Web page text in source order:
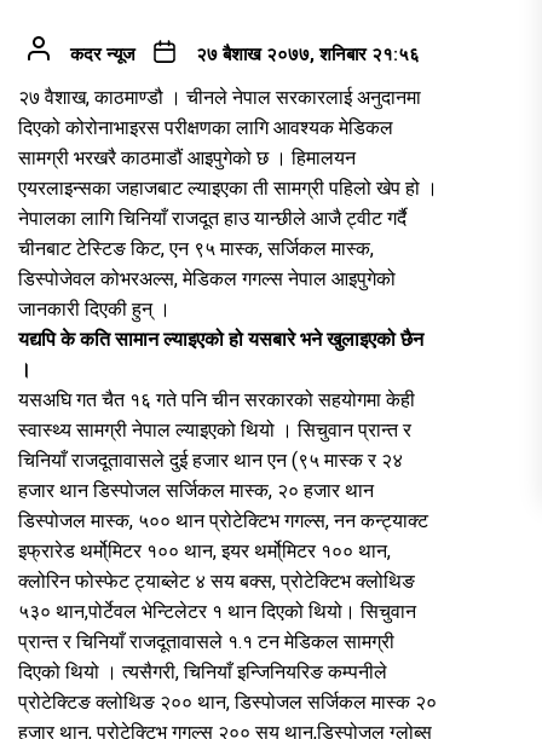
कदर न्यूज २७ बैशाख २०७७, शनिबार २१:५६
२७ वैशाख, काठमाण्डौ । चीनले नेपाल सरकारलाई अनुदानमा
दिएको कोरोनाभाइरस परीक्षणका लागि आवश्यक मेडिकल
सामग्री भरखरै काठमाडौं आइपुगेको छ । हिमालयन
एयरलाइन्सका जहाजबाट ल्याइएका ती सामग्री पहिलो खेप हो ।
नेपालका लागि चिनियाँ राजदूत हाउ यान्छीले आजै ट्वीट गर्दै
चीनबाट टेस्टिङ किट, एन ९५ मास्क, सर्जिकल मास्क,
डिस्पोजेवल कोभरअल्स, मेडिकल गगल्स नेपाल आइपुगेको
जानकारी दिएकी हुन् ।
यद्यपि के कति सामान ल्याइएको हो यसबारे भने खुलाइएको छैन
।
यसअघि गत चैत १६ गते पनि चीन सरकारको सहयोगमा केही
स्वास्थ्य सामग्री नेपाल ल्याइएको थियो । सिचुवान प्रान्त र
चिनियाँ राजदूतावासले दुई हजार थान एन (९५ मास्क र २४
हजार थान डिस्पोजल सर्जिकल मास्क, २० हजार थान
डिस्पोजल मास्क, ५०० थान प्रोटेक्टिभ गगल्स, नन कन्ट्याक्ट
इफ्रारेड थर्मो्मिटर १०० थान, इयर थर्मो्मिटर १०० थान,
क्लोरिन फोस्फेट ट्याब्लेट ४ सय बक्स, प्रोटेक्टिभ क्लोथिङ
५३० थान,पोर्टेवल भेन्टिलेटर १ थान दिएको थियो। सिचुवान
प्रान्त र चिनियाँ राजदूतावासले १.१ टन मेडिकल सामग्री
दिएको थियो । त्यसैगरी, चिनियाँ इन्जिनियरिङ कम्पनीले
प्रोटेक्टिङ क्लोथिङ २०० थान, डिस्पोजल सर्जिकल मास्क २०
हजार थान, प्रोटेक्टिभ गगल्स २०० सय थान,डिस्पोजल ग्लोब्स